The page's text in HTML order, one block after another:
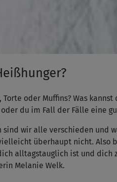
Torte oder Muffins? Was
du im Fall der Fälle eine
sind wir alle verschieden und
überhaupt nicht. Also
alltagstauglich ist und dich
Melanie Welk.